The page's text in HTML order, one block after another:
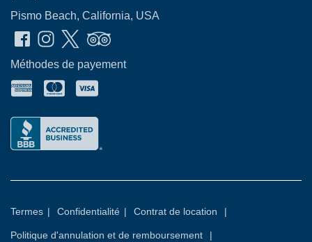
Pismo Beach, California, USA
Méthodes de payement
Termes | Confidentialité | Contrat de location |
Politique d'annulation et de remboursement |